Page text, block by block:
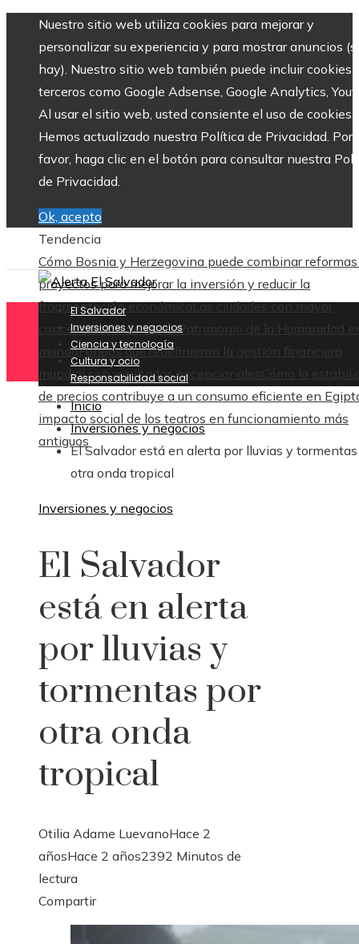
Nuestro sitio web utiliza cookies para mejorar y
personalizar su experiencia y para mostrar anuncios
hay). Nuestro sitio web también puede incluir cookies
terceros como Google Adsense, Google Analytics,
Al usar el sitio web, usted consiente el uso de cookies.
Hemos actualizado nuestra Política de Privacidad. Por
favor, haga clic en el botón para consultar nuestra
de Privacidad.
Ok, acepto
Tendencia
Cómo Bosnia y Herzegovina puede combinar
proyectos para mejorar la inversión y reducir la
fragmentación económicaLas ciudades con mayor
concentración de sitios Patrimonio de la Humanidad
mundoFondos que redefinieron la gestión financiera
mundial con resultados excepcionales
Cómo la
de precios contribuye a un consumo eficiente en
impacto social de los teatros en funcionamiento más
antiguos
El Salvador
Inversiones y negocios
Ciencia y tecnología
Cultura y ocio
Responsabilidad social
Inicio
Inversiones y negocios
El Salvador está en alerta por lluvias y
otra onda tropical
Inversiones y negocios
El Salvador
está en alerta
por lluvias y
tormentas por
otra onda
tropical
Otilia Adame LuevanoHace 2
añosHace 2 años2392 Minutos de
lectura
Facebook
Twitter
LinkedIn
Pinterest
Stumbleupon
Email
Compartir